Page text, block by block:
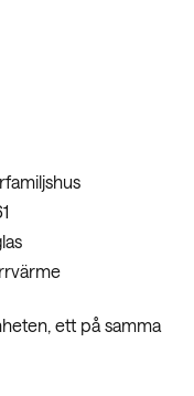
ett på samma